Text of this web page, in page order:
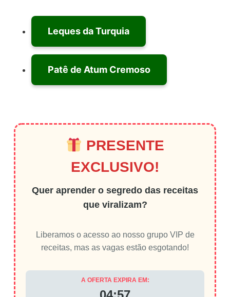
Leques da Turquia
Patê de Atum Cremoso
PRESENTE
EXCLUSIVO!
Quer aprender o segredo das receitas
que viralizam?
Liberamos o acesso ao nosso grupo VIP de
receitas, mas as vagas estão esgotando!
A OFERTA EXPIRA EM: